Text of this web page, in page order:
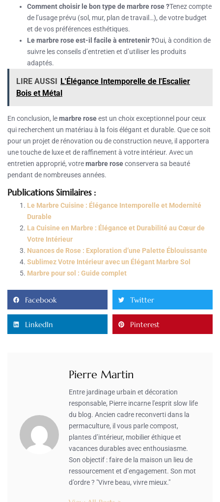
Comment choisir le bon type de marbre rose ?Tenez compte
de l’usage prévu (sol, mur, plan de travail…), de votre budget
et de vos préférences esthétiques.
Le marbre rose est-il facile à entretenir ?Oui, à condition de
suivre les conseils d’entretien et d’utiliser les produits
adaptés.
LIRE AUSSI
L'Élégance Intemporelle de l'Escalier
Bois et Métal
En conclusion, lemarbre roseest un choix exceptionnel pour ceux
qui recherchent un matériau à la fois élégant et durable. Que ce soit
pour un projet de rénovation ou de construction neuve, il apportera
une touche de luxe et de raffinement à votre intérieur. Avec un
entretien approprié, votremarbre roseconservera sa beauté
pendant de nombreuses années.
Publications Similaires :
Le Marbre Cuisine : Élégance Intemporelle et Modernité
Durable
La Cuisine en Marbre : Élégance et Durabilité au Cœur de
Votre Intérieur
Nuances de Rose : Exploration d’une Palette Éblouissante
Sublimez Votre Intérieur avec un Élégant Marbre Sol
Marbre pour sol : Guide complet
Facebook Twitter
LinkedIn Pinterest
Pierre Martin
Entre jardinage urbain et décoration
responsable, Pierre incarne l'esprit slow life
du blog. Ancien cadre reconverti dans la
permaculture, il vous parle compost,
plantes d’intérieur, mobilier éthique et
vacances durables avec enthousiasme.
Son objectif : faire de la maison un lieu de
ressourcement et d’engagement. Son mot
d’ordre ? "Vivre beau, vivre mieux."